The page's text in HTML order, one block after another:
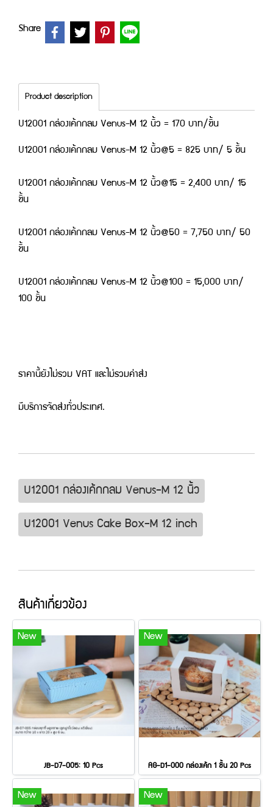
Share
Product description
U12001 กล่องเค้กกลม Venus-M 12 นิ้ว = 170 บาท/ชิ้น
U12001 กล่องเค้กกลม Venus-M 12 นิ้ว@5 = 825 บาท/ 5 ชิ้น
U12001 กล่องเค้กกลม Venus-M 12 นิ้ว@15 = 2,400 บาท/ 15
ชิ้น
U12001 กล่องเค้กกลม Venus-M 12 นิ้ว@50 = 7,750 บาท/ 50
ชิ้น
U12001 กล่องเค้กกลม Venus-M 12 นิ้ว@100 = 15,000 บาท/
100 ชิ้น
ราคานี้ยังไม่รวม VAT และไม่รวมค่าส่ง
มีบริการจัดส่งทั่วประเทศ.
U12001 กล่องเค้กกลม Venus-M 12 นิ้ว
U12001 Venus Cake Box-M 12 inch
สินค้าเกี่ยวข้อง
New
JB-D7-005: 10 Pcs
New
AG-D1-000 กล่องเค้ก 1 ชิ้น 20 Pcs
New New